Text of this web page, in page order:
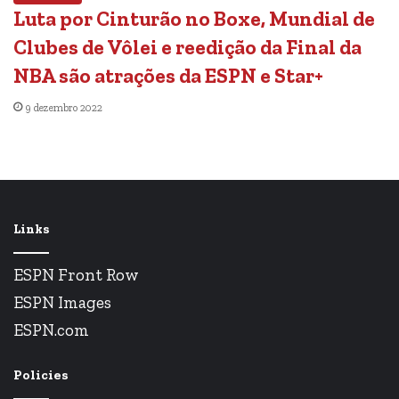
Luta por Cinturão no Boxe, Mundial de
Clubes de Vôlei e reedição da Final da
NBA são atrações da ESPN e Star+
9 dezembro 2022
Links
ESPN Front Row
ESPN Images
ESPN.com
Policies